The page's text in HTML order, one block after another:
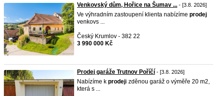
Venkovský dům, Hořice na Šumav ... - [3.8. 2026]
Ve výhradním zastoupení klienta nabízíme prodej
venkovs ...
Český Krumlov - 382 22
3 990 000 Kč
Prodej garáže Trutnov Poříčí - [3.8. 2026]
Nabízíme k prodeji zděnou garáž o výměře 20 m2,
která s ...